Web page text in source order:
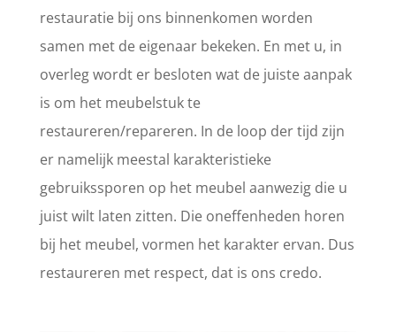
restauratie bij ons binnenkomen worden
samen met de eigenaar bekeken. En met u, in
overleg wordt er besloten wat de juiste aanpak
is om het meubelstuk te
restaureren/repareren. In de loop der tijd zijn
er namelijk meestal karakteristieke
gebruikssporen op het meubel aanwezig die u
juist wilt laten zitten. Die oneffenheden horen
bij het meubel, vormen het karakter ervan. Dus
restaureren met respect, dat is ons credo.